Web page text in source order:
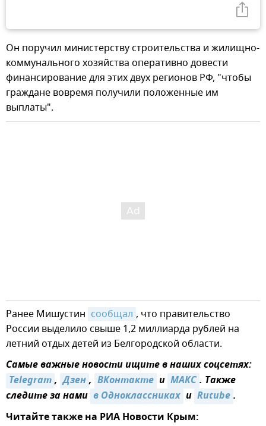
Он поручил министерству строительства и жилищно-
коммунального хозяйства оперативно довести
финансирование для этих двух регионов РФ, "чтобы
граждане вовремя получили положенные им
выплаты".
Ранее Мишустин сообщал , что правительство
России выделило свыше 1,2 миллиарда рублей на
летний отдых детей из Белгородской области.
Самые важные новости ищите в наших соцсетях:
Telegram, Дзен, ВКонтакте и МАКС. Также
следите за нами в Одноклассниках и Rutube.
Читайте также на РИА Новости Крым: